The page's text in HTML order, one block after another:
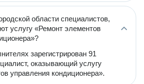
области специалистов,
услугу «Ремонт элементов
зарегистрирован 91
оказывающий услугу
управления кондиционера».